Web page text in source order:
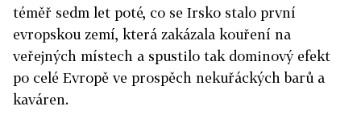
téměř sedm let poté, co se Irsko stalo první
evropskou zemí, která zakázala kouření na
veřejných místech a spustilo tak dominový efekt
po celé Evropě ve prospěch nekuřáckých barů a
kaváren.